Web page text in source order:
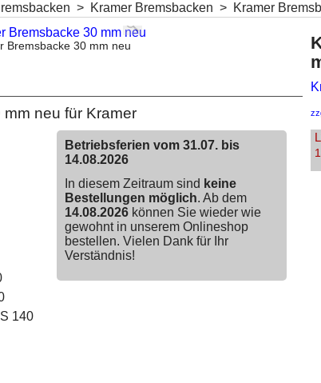
> Kramer Bremsbacken > Kramer
Bremsbacke 30 mm neu
neu für Kramer
Betriebsferien vom 31.07. bis
14.08.2026
In diesem Zeitraum sind keine
Bestellungen möglich. Ab dem
14.08.2026können Sie wieder wie
gewohnt in unserem Onlineshop
bestellen. Vielen Dank für Ihr
Verständnis!
140